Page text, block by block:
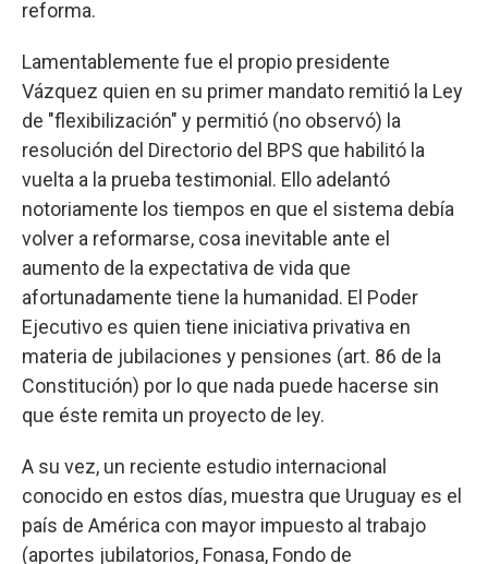
reforma.
Lamentablemente fue el propio presidente
Vázquez quien en su primer mandato remitió la Ley
de "flexibilización" y permitió (no observó) la
resolución del Directorio del BPS que habilitó la
vuelta a la prueba testimonial. Ello adelantó
notoriamente los tiempos en que el sistema debía
volver a reformarse, cosa inevitable ante el
aumento de la expectativa de vida que
afortunadamente tiene la humanidad. El Poder
Ejecutivo es quien tiene iniciativa privativa en
materia de jubilaciones y pensiones (art. 86 de la
Constitución) por lo que nada puede hacerse sin
que éste remita un proyecto de ley.
A su vez, un reciente estudio internacional
conocido en estos días, muestra que Uruguay es el
país de América con mayor impuesto al trabajo
(aportes jubilatorios, Fonasa, Fondo de